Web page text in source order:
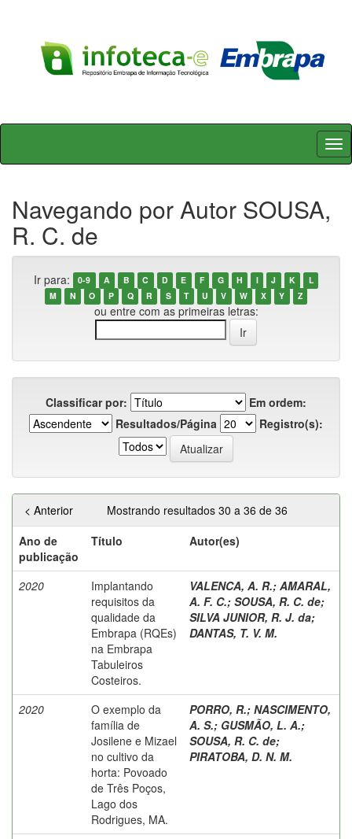
Skip
Navegando por Autor SOUSA,
R. C. de
Ir para: 0-9 A B C D E F G H I J K
L
M
N O P Q R S T U V W X Y Z
ou entre com as primeiras letras:
Classificar por:
Em ordem:
Resultados/Página
Registro(s):
Mostrando resultados 30 a 36 de 36
< Anterior
Ano de
publicação
Título Autor(es)
2020
Implantando
requisitos da
qualidade da
Embrapa (RQEs)
na Embrapa
Tabuleiros
Costeiros.
VALENCA, A. R.; AMARAL,
A. F. C.; SOUSA, R. C. de;
SILVA JUNIOR, R. J. da;
DANTAS, T. V. M.
2020
O exemplo da
família de
Josilene e Mizael
no cultivo da
horta: Povoado
de Três Poços,
Lago dos
Rodrigues, MA.
PORRO, R.; NASCIMENTO,
A. S.; GUSMÃO, L. A.;
SOUSA, R. C. de;
PIRATOBA, D. N. M.